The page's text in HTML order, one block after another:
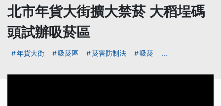
北市年貨大街擴大禁菸 大稻埕碼
頭試辦吸菸區
年貨大街 吸菸區 菸害防制法 吸菸 ...